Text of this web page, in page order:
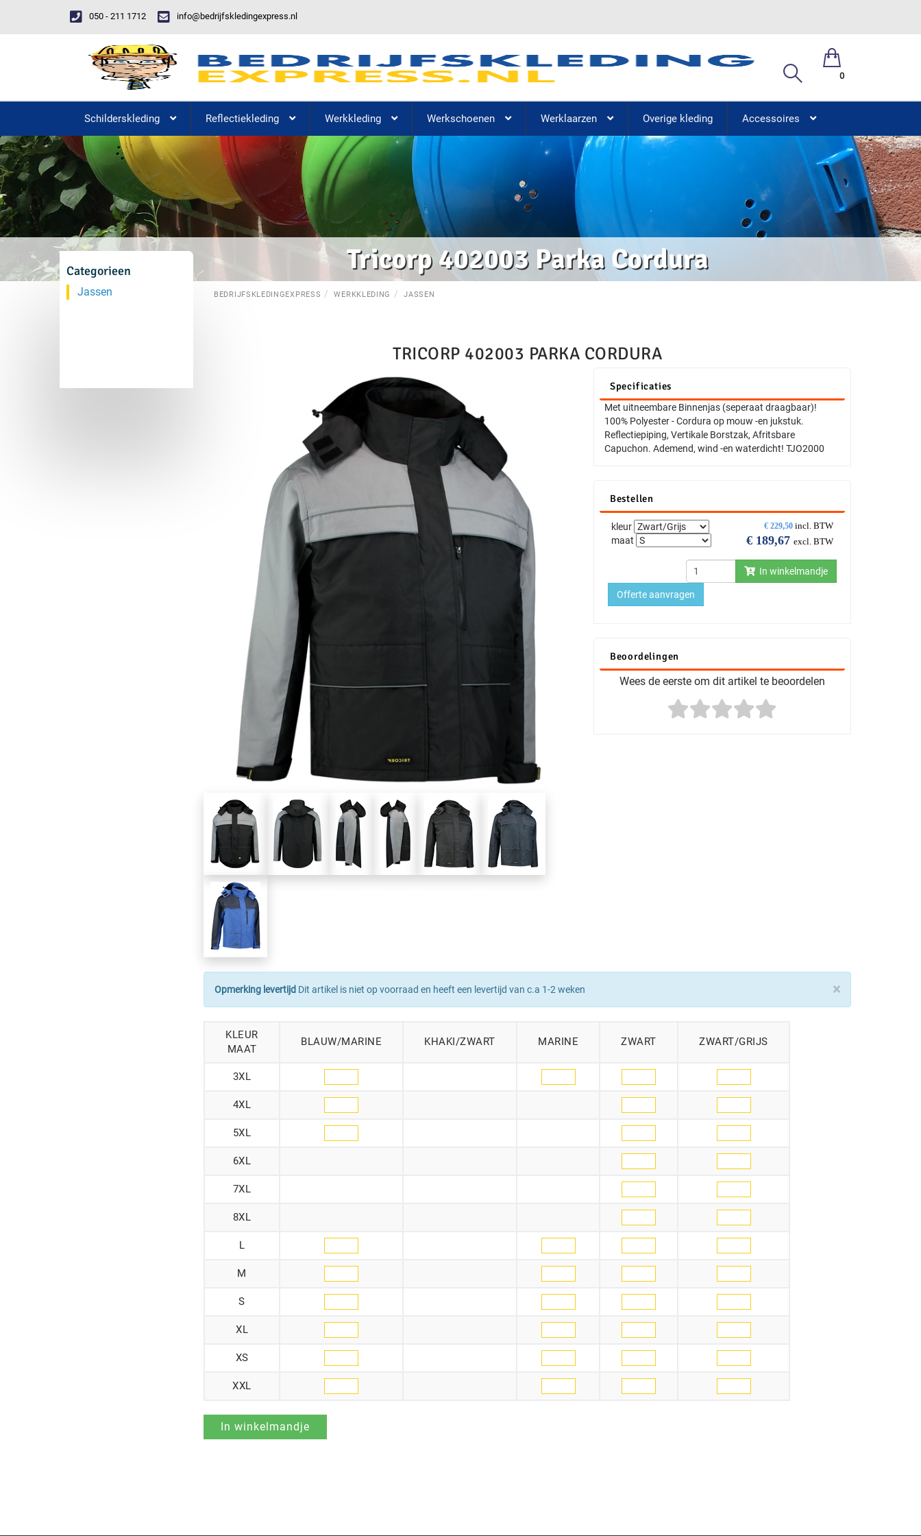
050 - 211 1712 info@bedrijfskledingexpress.nl
0
Schilderskleding Reflectiekleding Werkkleding Werkschoenen Werklaarzen Overige kleding Accessoires
Tricorp 402003 Parka Cordura
BEDRIJFSKLEDINGEXPRESS WERKKLEDING JASSEN
TRICORP 402003 PARKA CORDURA
Specificaties
Met uitneembare Binnenjas (seperaat draagbaar)!
100% Polyester - Cordura op mouw -en jukstuk.
Reflectiepiping, Vertikale Borstzak, Afritsbare
Capuchon. Ademend, wind -en waterdicht! TJO2000
Bestellen
€ 229,50 incl. BTW
€ 189,67 excl. BTW
kleur
maat
In winkelmandje
Offerte aanvragen
Beoordelingen
Wees de eerste om dit artikel te beoordelen
×
Opmerking levertijd Dit artikel is niet op voorraad en heeft een levertijd van c.a 1-2 weken
KLEUR
MAAT
BLAUW/MARINE KHAKI/ZWART MARINE ZWART ZWART/GRIJS
3XL
4XL
5XL
6XL
7XL
8XL
L
M
S
XL
XS
XXL
Categorieen
Jassen